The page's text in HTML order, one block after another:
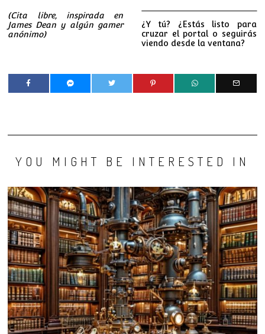
(Cita libre, inspirada en
James Dean y algún gamer
anónimo)
¿Y tú? ¿Estás listo para
cruzar el portal o seguirás
viendo desde la ventana?
YOU MIGHT BE INTERESTED IN